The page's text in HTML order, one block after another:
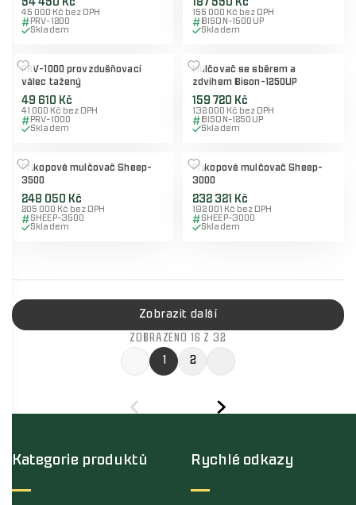
54 450 Kč
45 000 Kč bez DPH
PRV-1200
Skladem
187 550 Kč
155 000 Kč bez DPH
BISON-1500UP
Skladem
PRV-1000 provzdušňovací
válec tažený
49 610 Kč
41 000 Kč bez DPH
PRV-1000
Skladem
Mulčovač se sběrem a
zdvihem Bison-1250UP
159 720 Kč
132 000 Kč bez DPH
BISON-1250UP
Skladem
Příkopové mulčovač Sheep-
3500
248 050 Kč
205 000 Kč bez DPH
SHEEP-3500
Skladem
Příkopové mulčovač Sheep-
3000
232 321 Kč
192 001 Kč bez DPH
SHEEP-3000
Skladem
Zobrazit další
ZOBRAZENO 16 Z 32
1
2
Kategorie produktů Rychlé odkazy